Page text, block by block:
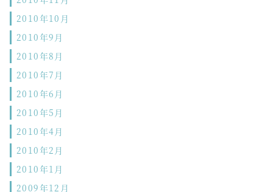
2010年10月
2010年9月
2010年8月
2010年7月
2010年6月
2010年5月
2010年4月
2010年2月
2010年1月
2009年12月